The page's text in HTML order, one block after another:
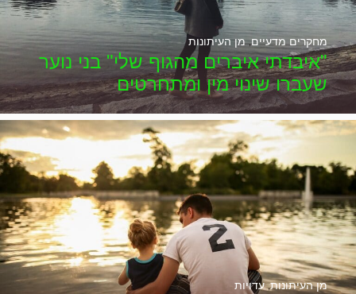
"איבדתי איברים מהגוף שלי" בני נוער
שעברו שינוי מין ומתחרטים
מחקרים מדעיים,מן העיתונות
מן העיתונות,עדויות